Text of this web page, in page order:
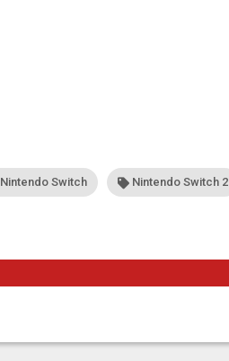
Nintendo Switch Nintendo Switch 2